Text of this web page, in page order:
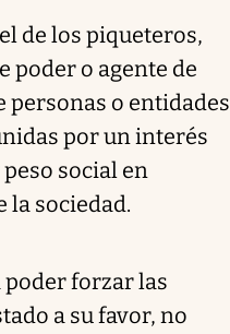
de los piqueteros,
poder o agente de
personas o entidades
por un interés
social en
la sociedad.
forzar las
a su favor, no